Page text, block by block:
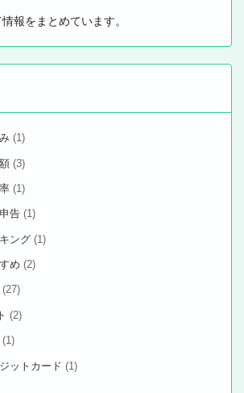
報をまとめています。
(1)
(3)
(1)
告 (1)
ング (1)
め (2)
(27)
(2)
(1)
ットカード (1)